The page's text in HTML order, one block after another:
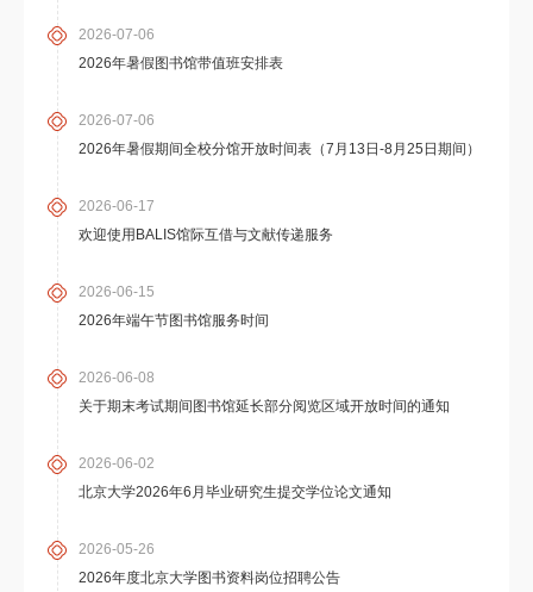
2026-07-06
2026年暑假图书馆带值班安排表
2026-07-06
2026年暑假期间全校分馆开放时间表（7月13日-8月25日期间）
2026-06-17
欢迎使用BALIS馆际互借与文献传递服务
2026-06-15
2026年端午节图书馆服务时间
2026-06-08
关于期末考试期间图书馆延长部分阅览区域开放时间的通知
2026-06-02
北京大学2026年6月毕业研究生提交学位论文通知
2026-05-26
2026年度北京大学图书资料岗位招聘公告